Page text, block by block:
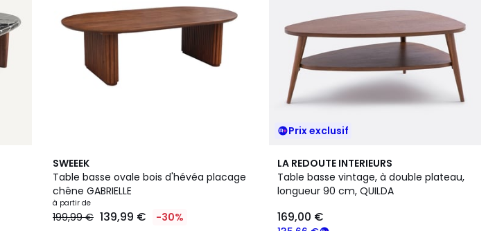
SWEEEK
Table basse ovale bois d'hévéa placage
chêne GABRIELLE
à partir de
199,99 € 139,99 € -30%
5
/
5
3
Couleurs
Prix exclusif
LA REDOUTE INTERIEURS
Table basse vintage, à double plateau,
longueur 90 cm, QUILDA
169,00 €
3,9
/ 5